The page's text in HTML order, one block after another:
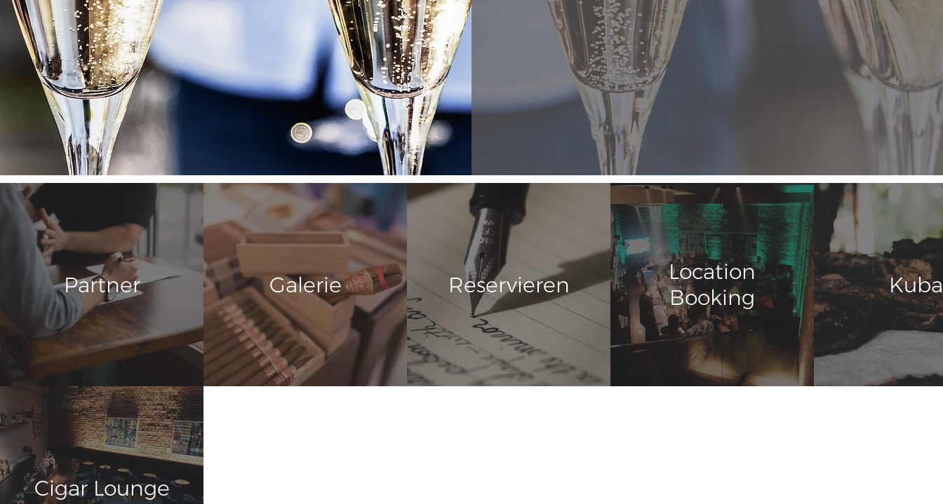
Partner Galerie Reservieren
Location
Booking
Kuba
Cigar Lounge